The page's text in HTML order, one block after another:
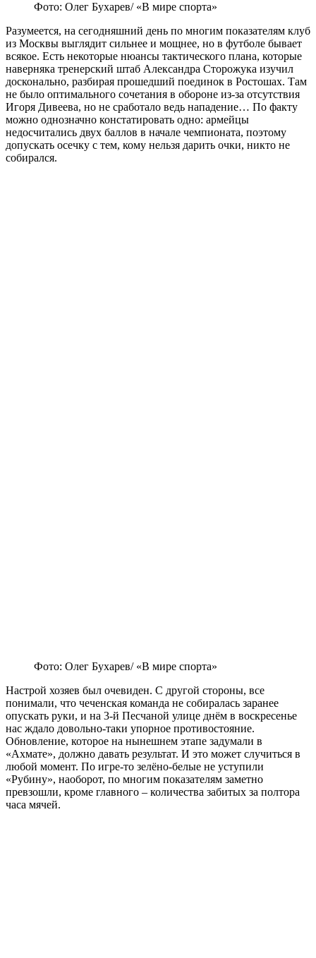
Фото: Олег Бухарев/ «В мире спорта»
Разумеется, на сегодняшний день по многим показателям клуб
из Москвы выглядит сильнее и мощнее, но в футболе бывает
всякое. Есть некоторые нюансы тактического плана, которые
наверняка тренерский штаб Александра Сторожука изучил
досконально, разбирая прошедший поединок в Ростошах. Там
не было оптимального сочетания в обороне из-за отсутствия
Игоря Дивеева, но не сработало ведь нападение… По факту
можно однозначно констатировать одно: армейцы
недосчитались двух баллов в начале чемпионата, поэтому
допускать осечку с тем, кому нельзя дарить очки, никто не
собирался.
Фото: Олег Бухарев/ «В мире спорта»
Настрой хозяев был очевиден. С другой стороны, все
понимали, что чеченская команда не собиралась заранее
опускать руки, и на 3-й Песчаной улице днём в воскресенье
нас ждало довольно-таки упорное противостояние.
Обновление, которое на нынешнем этапе задумали в
«Ахмате», должно давать результат. И это может случиться в
любой момент. По игре-то зелёно-белые не уступили
«Рубину», наоборот, по многим показателям заметно
превзошли, кроме главного – количества забитых за полтора
часа мячей.